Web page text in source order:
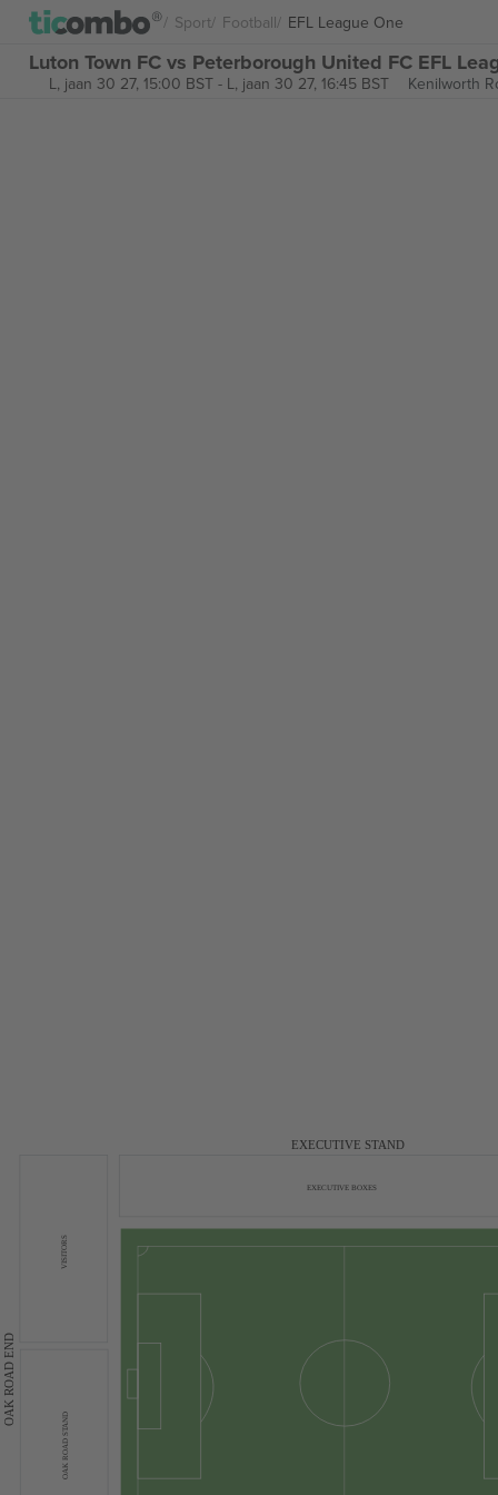
Sport Football EFL League One
Luton Town FC vs Peterborough United FC EFL
L, jaan 30 27, 15:00 BST- L, jaan 30 27, 16:45 BST Kenilworth
OAK ROAD END
EXECUTIVE STAND
EXECUTIVE BOXES
VISITORS
OAK ROAD STAND